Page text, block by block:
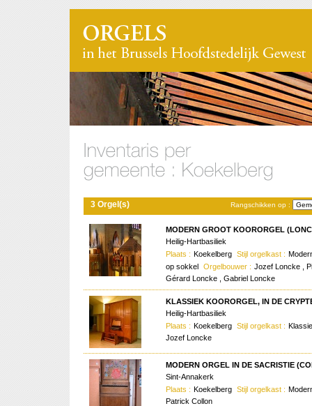
Rangschikken op :
3 Orgel(s)
MODERN GROOT KOORORGEL
Heilig-Hartbasiliek
Plaats : Koekelberg Stijl orgelkast :
op sokkel Orgelbouwer : Jozef Loncke ,
Gérard Loncke , Gabriel Loncke
KLASSIEK KOORORGEL, IN DE
Heilig-Hartbasiliek
Plaats : Koekelberg Stijl orgelkast :
Jozef Loncke
MODERN ORGEL IN DE SACRISTIE
Sint-Annakerk
Plaats : Koekelberg Stijl orgelkast :
Patrick Collon